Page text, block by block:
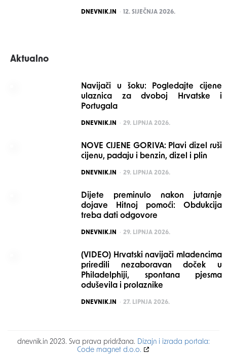
POSTED
DNEVNIK.IN 12. SIJEČNJA 2026.
Aktualno
Navijači u šoku: Pogledajte cijene
ulaznica za dvoboj Hrvatske i
Portugala
POSTED
DNEVNIK.IN 29. LIPNJA 2026.
NOVE CIJENE GORIVA: Plavi dizel ruši
cijenu, padaju i benzin, dizel i plin
POSTED
DNEVNIK.IN 29. LIPNJA 2026.
Dijete preminulo nakon jutarnje
dojave Hitnoj pomoći: Obdukcija
treba dati odgovore
POSTED
DNEVNIK.IN 29. LIPNJA 2026.
(VIDEO) Hrvatski navijači mladencima
priredili nezaboravan doček u
Philadelphiji, spontana pjesma
oduševila i prolaznike
POSTED
DNEVNIK.IN 27. LIPNJA 2026.
dnevnik.in 2023. Sva prava pridržana. Dizajn i izrada portala:
Code magnet d.o.o.